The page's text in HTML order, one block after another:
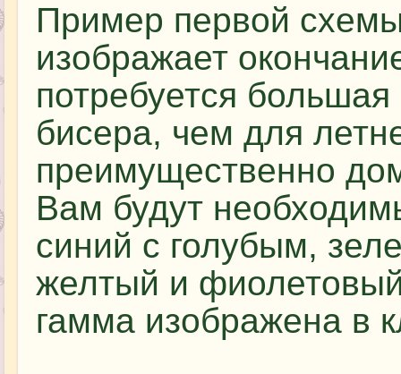
Пример первой
изображает
потребуется
бисера, чем для
преимущественно
Вам будут
синий с голубым,
желтый и
гамма изображена в